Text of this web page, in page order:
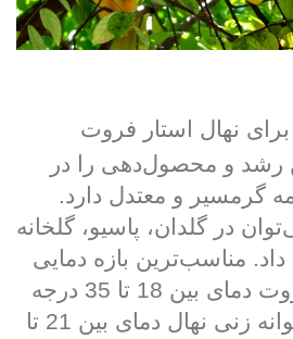
نهال استار فروت
رشد و محصول‌دهی را در
گرمسیر و معتدل دارد.
در گلدان، پاسیو، گلخانه
مناسب‌ترین بازه دمایی
برای رشد استار فروت دمای بین 18 تا 35 درجه
سانتیگراد و برای جوانه زنی نهال دمای بین 21 تا